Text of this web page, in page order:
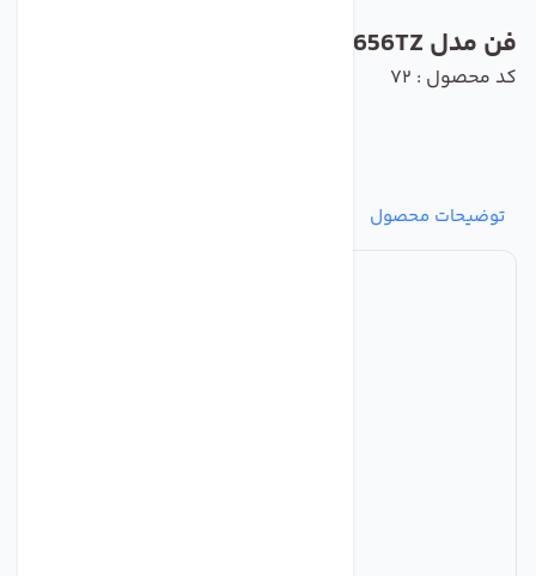
فن مدل 4656TZ برند ebmpapst
کد محصول : 72
توضیحات محصول